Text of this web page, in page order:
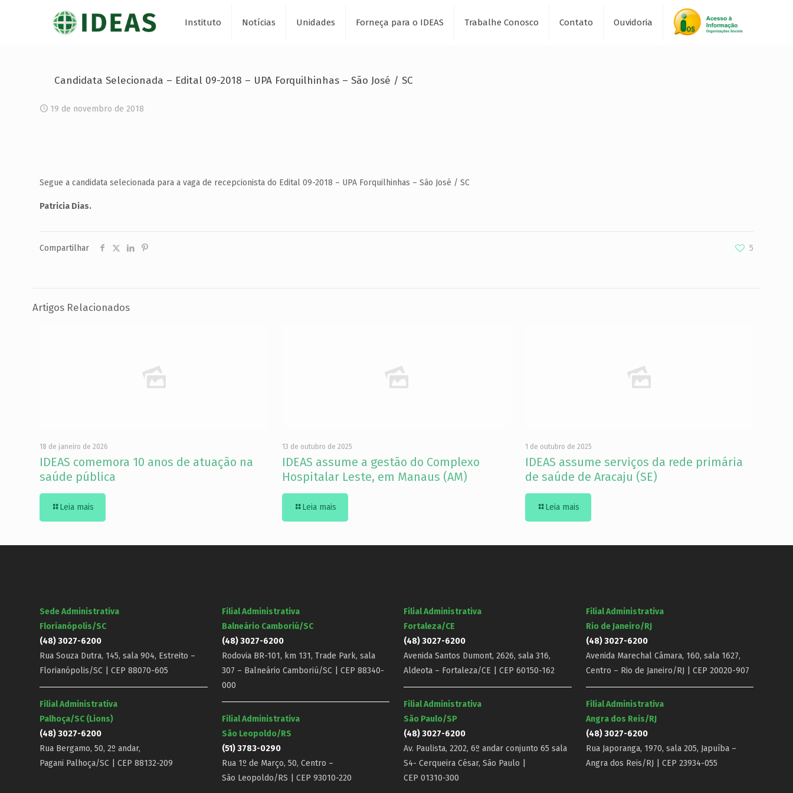
Instituto Notícias Unidades Forneça para o IDEAS Trabalhe Conosco Contato Ouvidoria
Candidata Selecionada – Edital 09-2018 – UPA Forquilhinhas – São José / SC
19 de novembro de 2018
Segue a candidata selecionada para a vaga de recepcionista do Edital 09-2018 – UPA Forquilhinhas – São José / SC
Patricia Dias.
Compartilhar 5
Artigos Relacionados
18 de janeiro de 2026
IDEAS comemora 10 anos de atuação na
saúde pública
Leia mais
13 de outubro de 2025
IDEAS assume a gestão do Complexo
Hospitalar Leste, em Manaus (AM)
Leia mais
1 de outubro de 2025
IDEAS assume serviços da rede primária
de saúde de Aracaju (SE)
Leia mais
Sede Administrativa
Florianópolis/SC
(48) 3027-6200
Rua Souza Dutra, 145, sala 904, Estreito –
Florianópolis/SC | CEP 88070-605
Filial Administrativa
Palhoça/SC (Lions)
(48) 3027-6200
Rua Bergamo, 50, 2º andar,
Pagani Palhoça/SC | CEP 88132-209
Filial Administrativa
Balneário Camboriú/SC
(48) 3027-6200
Rodovia BR-101, km 131, Trade Park, sala
307 – Balneário Camboriú/SC | CEP 88340-
000
Filial Administrativa
São Leopoldo/RS
(51) 3783-0290
Rua 1º de Março, 50, Centro –
São Leopoldo/RS | CEP 93010-220
Filial Administrativa
Fortaleza/CE
(48) 3027-6200
Avenida Santos Dumont, 2626, sala 316,
Aldeota – Fortaleza/CE | CEP 60150-162
Filial Administrativa
São Paulo/SP
(48) 3027-6200
Av. Paulista, 2202, 6º andar conjunto 65 sala
S4- Cerqueira César, São Paulo |
CEP 01310-300
Filial Administrativa
Rio de Janeiro/RJ
(48) 3027-6200
Avenida Marechal Câmara, 160, sala 1627,
Centro – Rio de Janeiro/RJ | CEP 20020-907
Filial Administrativa
Angra dos Reis/RJ
(48) 3027-6200
Rua Japoranga, 1970, sala 205, Japuíba –
Angra dos Reis/RJ | CEP 23934-055